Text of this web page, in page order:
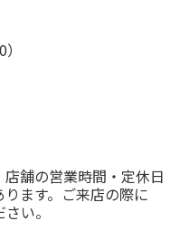
舗の営業時間・定休日
ます。ご来店の際に
い。